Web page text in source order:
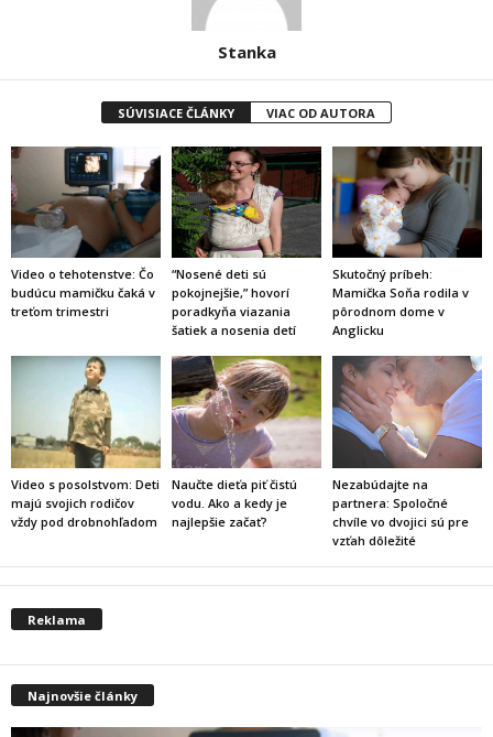
Stanka
SÚVISIACE ČLÁNKY VIAC OD AUTORA
Video o tehotenstve: Čo
budúcu mamičku čaká v
treťom trimestri
“Nosené deti sú
pokojnejšie,” hovorí
poradkyňa viazania
šatiek a nosenia detí
Skutočný príbeh:
Mamička Soňa rodila v
pôrodnom dome v
Anglicku
Video s posolstvom: Deti
majú svojich rodičov
vždy pod drobnohľadom
Naučte dieťa piť čistú
vodu. Ako a kedy je
najlepšie začať?
Nezabúdajte na
partnera: Spoločné
chvíle vo dvojici sú pre
vzťah dôležité
Reklama
Najnovšie články